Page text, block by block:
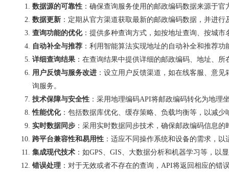
数据源的可靠性 ：确保查询服务使用的邮政编码数据来源于
数据更新 ：定期从官方渠道获取最新的邮政编码数据，并进
查询功能的优化：提供多种查询方式，如按地址查询、按城
自动补全与推荐 ：利用智能算法实现地址的自动补全和推荐
详细查询结果 ：在查询结果中提供详细的邮政编码、地址、
用户反馈与服务改进 ：设立用户反馈渠道，如在线客服、意
询服务。
技术保障与安全性 ：采用地理编码API将邮政编码转化为地理
性能优化：包括数据库优化、缓存策略、负载均衡等，以减少
实时数据同步 ：采用实时数据同步技术，确保邮政编码信息的
跨平台兼容性和易用性 ：适应不同操作系统和设备的需求，
集成现代技术 ：如GPS、GIS、大数据分析和机器学习等，以
错误处理 ：对于无效或者不存在的查询，API将返回相应的